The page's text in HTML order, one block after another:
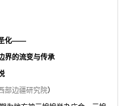
化——
界的流变与传承
部边疆研究院）